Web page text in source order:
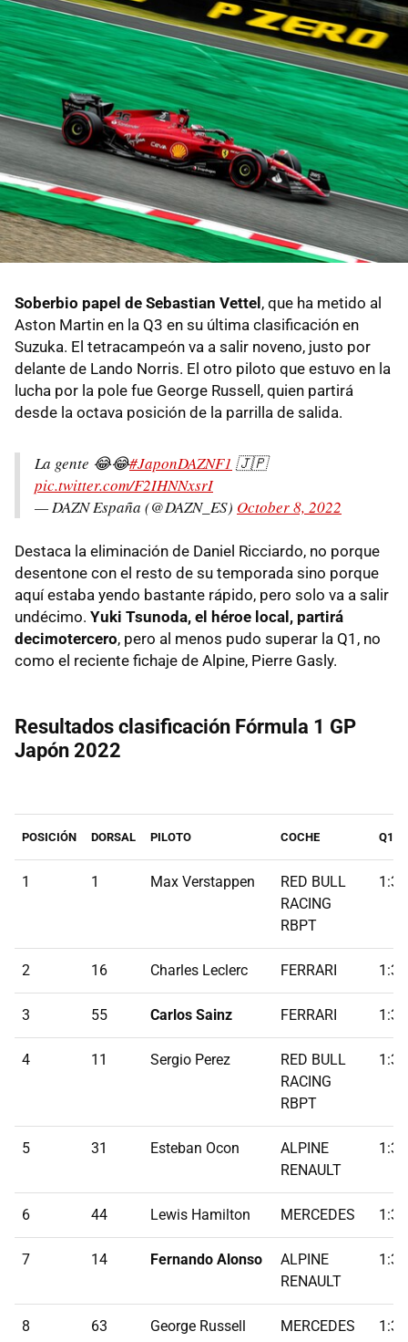
Soberbio papel de Sebastian Vettel, que ha metido al
Aston Martin en la Q3 en su última clasificación en
Suzuka. El tetracampeón va a salir noveno, justo por
delante de Lando Norris. El otro piloto que estuvo en la
lucha por la pole fue George Russell, quien partirá
desde la octava posición de la parrilla de salida.
La gente 😂😂#JaponDAZNF1 🇯🇵
pic.twitter.com/F2IHNNxsrI
— DAZN España (@DAZN_ES) October 8, 2022
Destaca la eliminación de Daniel Ricciardo, no porque
desentone con el resto de su temporada sino porque
aquí estaba yendo bastante rápido, pero solo va a salir
undécimo. Yuki Tsunoda, el héroe local, partirá
decimotercero, pero al menos pudo superar la Q1, no
como el reciente fichaje de Alpine, Pierre Gasly.
Resultados clasificación Fórmula 1 GP
Japón 2022
POSICIÓN DORSAL PILOTO COCHE Q1
1 1 Max Verstappen
RED BULL
RACING
RBPT
2 16 Charles Leclerc FERRARI
3 55 Carlos Sainz FERRARI
4 11 Sergio Perez
RED BULL
RACING
RBPT
5 31 Esteban Ocon
ALPINE
RENAULT
6 44 Lewis Hamilton MERCEDES
7 14 Fernando Alonso
ALPINE
RENAULT
8 63 George Russell MERCEDES